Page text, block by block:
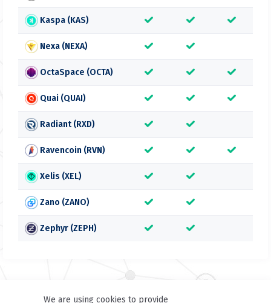
Kaspa (KAS)
Nexa (NEXA)
OctaSpace (OCTA)
Quai (QUAI)
Radiant (RXD)
Ravencoin (RVN)
Xelis (XEL)
Zano (ZANO)
Zephyr (ZEPH)
We are using cookies to provide